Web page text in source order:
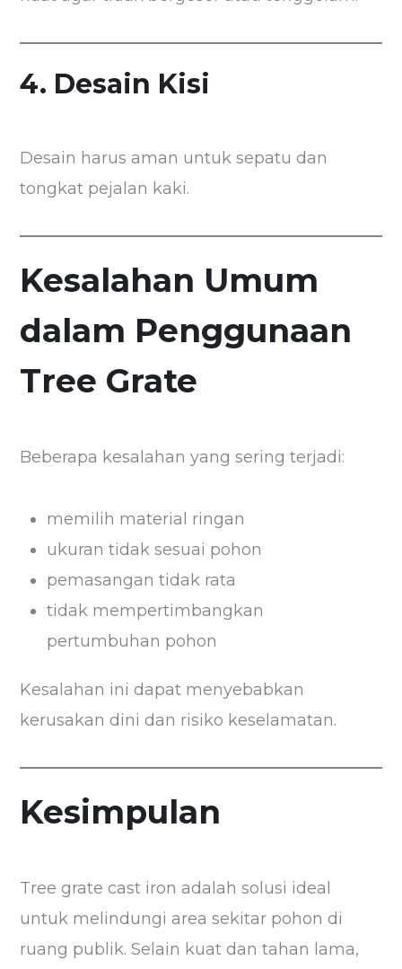
4. Desain Kisi
Desain harus aman untuk sepatu dan
tongkat pejalan kaki.
Kesalahan Umum
dalam Penggunaan
Tree Grate
Beberapa kesalahan yang sering terjadi:
memilih material ringan
ukuran tidak sesuai pohon
pemasangan tidak rata
tidak mempertimbangkan
pertumbuhan pohon
Kesalahan ini dapat menyebabkan
kerusakan dini dan risiko keselamatan.
Kesimpulan
Tree grate cast iron adalah solusi ideal
untuk melindungi area sekitar pohon di
ruang publik. Selain kuat dan tahan lama,